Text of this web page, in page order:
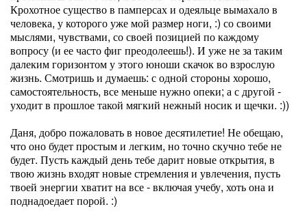
Крохотное существо в памперсах и одеяльце вымахало в
человека, у которого уже мой размер ноги, :) со своими
мыслями, чувствами, со своей позицией по каждому
вопросу (и ее часто фиг преодолеешь!). И уже не за таким
далеким горизонтом у этого юноши скачок во взрослую
жизнь. Смотришь и думаешь: с одной стороны хорошо,
самостоятельность, все меньше нужно опеки; а с другой -
уходит в прошлое такой мягкий нежный носик и щечки. :))
Даня, добро пожаловать в новое десятилетие! Не обещаю,
что оно будет простым и легким, но точно скучно тебе не
будет. Пусть каждый день тебе дарит новые открытия, в
твою жизнь входят новые стремления и увлечения, пусть
твоей энергии хватит на все - включая учебу, хоть она и
поднадоедает порой. :)